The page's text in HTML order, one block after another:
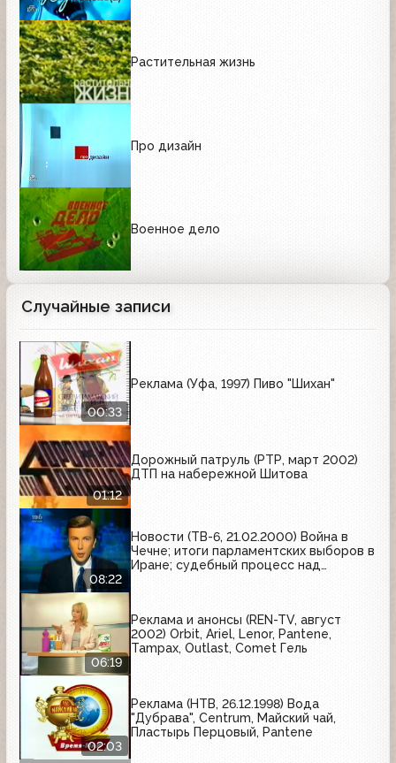
Растительная жизнь
Про дизайн
Военное дело
Случайные записи
00:33
Реклама (Уфа, 1997) Пиво "Шихан"
01:12
Дорожный патруль (РТР, март 2002)
ДТП на набережной Шитова
08:22
Новости (ТВ-6, 21.02.2000) Война в
Чечне; итоги парламентских выборов в
Иране; судебный процесс над
06:19
Реклама и анонсы (REN-TV, август
2002) Orbit, Ariel, Lenor, Pantene,
Tampax, Outlast, Comet Гель
02:03
Реклама (НТВ, 26.12.1998) Вода
"Дубрава", Centrum, Майский чай,
Пластырь Перцовый, Pantene